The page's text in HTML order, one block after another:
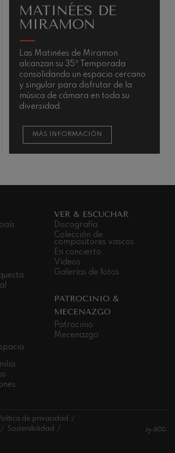
OTRAS
ACTIVIDADES
La Orquesta como activo cultural-
musical
MÁS INFORMACIÓN
VER & ESCUCHAR
Discografía
Colección de
compositores vascos
En concierto
Vídeos
Galerías de fotos
PATROCINIO &
MECENAZGO
Patrocinio
Mecenazgo
de privacidad
Sostenibilidad